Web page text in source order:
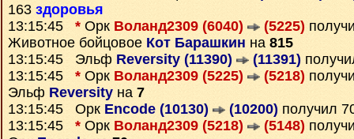
163 здоровья
13:15:45 * Орк Воланд2309 (6040) (5225)
Животное бойцовое Кот Барашкин на 815
13:15:45 Эльф Reversity (11390) (11391)
13:15:45 * Орк Воланд2309 (5225) (5218)
Эльф Reversity на 7
13:15:45 Орк Encode (10130) (10200) получил
13:15:45 * Орк Воланд2309 (5218) (5148)